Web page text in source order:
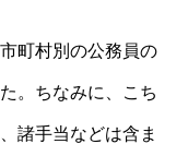
町村別の公務員の
。ちなみに、こち
諸手当などは含ま